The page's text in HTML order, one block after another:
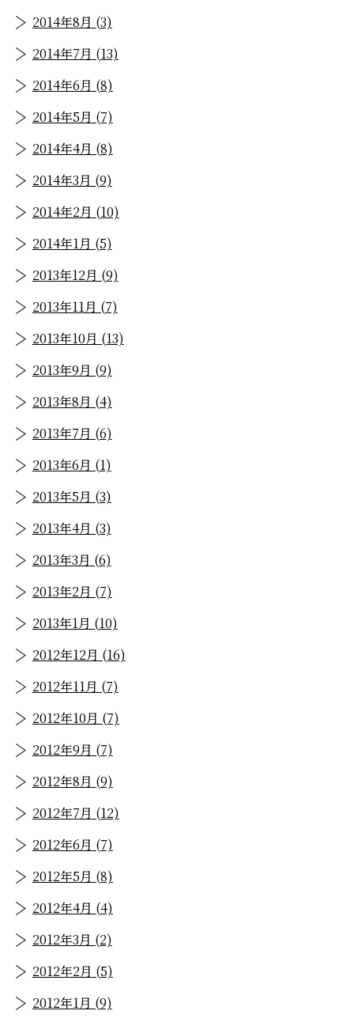
2014年8月 (3)
2014年7月 (13)
2014年6月 (8)
2014年5月 (7)
2014年4月 (8)
2014年3月 (9)
2014年2月 (10)
2014年1月 (5)
2013年12月 (9)
2013年11月 (7)
2013年10月 (13)
2013年9月 (9)
2013年8月 (4)
2013年7月 (6)
2013年6月 (1)
2013年5月 (3)
2013年4月 (3)
2013年3月 (6)
2013年2月 (7)
2013年1月 (10)
2012年12月 (16)
2012年11月 (7)
2012年10月 (7)
2012年9月 (7)
2012年8月 (9)
2012年7月 (12)
2012年6月 (7)
2012年5月 (8)
2012年4月 (4)
2012年3月 (2)
2012年2月 (5)
2012年1月 (9)